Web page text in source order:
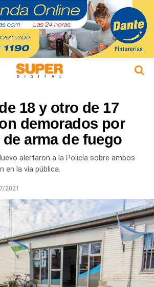
18 y otro de 17
demorados por
arma de fuego
alertaron a la Policía sobre ambos
en la vía pública.
2021